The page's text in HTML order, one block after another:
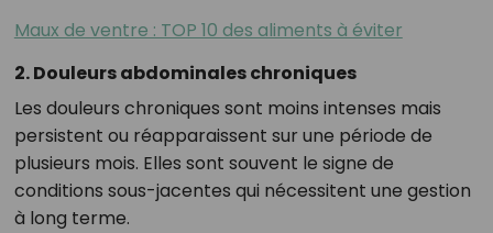
Maux de ventre : TOP 10 des aliments à éviter
2. Douleurs abdominales chroniques
Les douleurs chroniques sont moins intenses mais
persistent ou réapparaissent sur une période de
plusieurs mois. Elles sont souvent le signe de
conditions sous-jacentes qui nécessitent une gestion
à long terme.